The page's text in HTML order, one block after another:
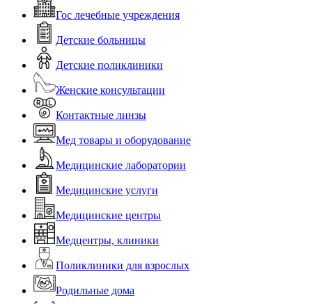
Гос лечебные учреждения
Детские больницы
Детские поликлиники
Женские консультации
Контактные линзы
Мед товары и оборудование
Медицинские лаборатории
Медицинские услуги
Медицинские центры
Медцентры, клиники
Поликлиники для взрослых
Родильные дома